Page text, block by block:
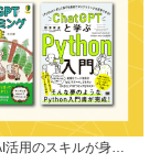
活用のスキルが身…